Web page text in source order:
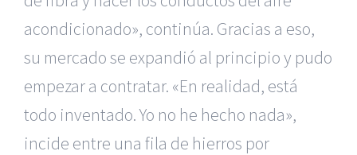
acondicionado», continúa. Gracias a eso,
su mercado se expandió al principio y pudo
empezar a contratar. «En realidad, está
todo inventado. Yo no he hecho nada»,
incide entre una fila de hierros por